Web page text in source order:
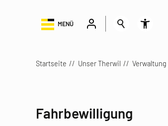
MENÜ
Startseite Unser Therwil Verwaltung
Fahrbewilligung